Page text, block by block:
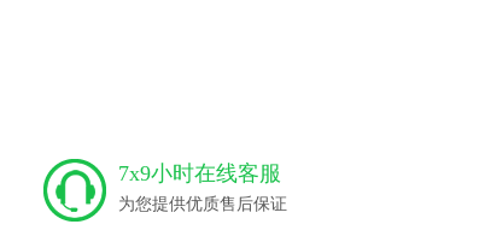
7x9小时在线客服
为您提供优质售后保证